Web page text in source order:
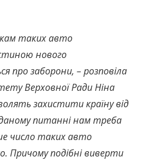
таких авто
нового
про заборони, – розповіла
Верховної Ради Ніна
захистити країну від
питанні нам треба
число таких авто
Причому подібні виверти